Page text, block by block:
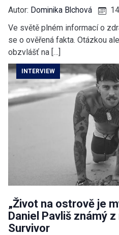
Autor: Dominika Blchová
Ve světě plném informací o
se o ověřená fakta. Otázkou
obzvlášť na […]
INTERVIEW
„Život na ostrově je
Daniel Pavliš známý
Survivor